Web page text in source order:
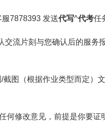
7878393 发送代写^代考任
交流片刻与您确认后的服务
图（根据作业类型而定）
何修改意见，前提是你要证